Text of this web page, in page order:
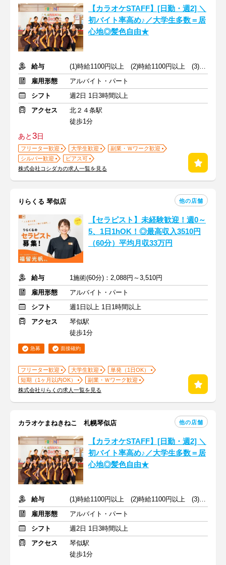
【カラオケSTAFF】[日勤・週2] ＼
初バイト率高め♪／大学生多数＝居
心地◎髪色自由★
給与
(1)時給1100円以上 (2)時給1100円以上 (3)時給1100円以上
雇用形態
アルバイト・パート
シフト
週2日 1日3時間以上
アクセス
北２４条駅
徒歩1分
あと3日
フリーター歓迎 大学生歓迎
副業・Ｗワーク歓迎
シルバー歓迎
ピアス可
株式会社コシダカの求人一覧を見る
りらくる 琴似店 他の店舗
【セラピスト】未経験歓迎！週0～
5、1日1hOK！◎最高収入3510円
（60分）平均月収33万円
給与
1施術(60分)：2,088円～3,510円
雇用形態
アルバイト・パート
シフト
週1日以上 1日1時間以上
アクセス
琴似駅
徒歩1分
急募 面接確約
フリーター歓迎 大学生歓迎
単発（1日OK）
短期（1ヶ月以内OK）
副業・Ｗワーク歓迎
株式会社りらくの求人一覧を見る
カラオケまねきねこ 札幌琴似店 他の店舗
【カラオケSTAFF】[日勤・週2] ＼
初バイト率高め♪／大学生多数＝居
心地◎髪色自由★
給与
(1)時給1100円以上 (2)時給1100円以上 (3)時給1100円以上
雇用形態
アルバイト・パート
シフト
週2日 1日3時間以上
アクセス
琴似駅
徒歩1分